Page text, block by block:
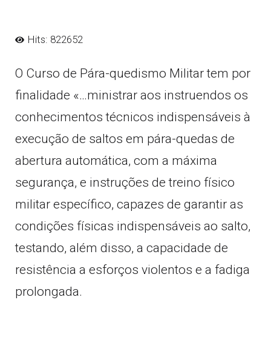
Hits: 822652
O Curso de Pára-quedismo Militar tem por
finalidade «…ministrar aos instruendos os
conhecimentos técnicos indispensáveis à
execução de saltos em pára-quedas de
abertura automática, com a máxima
segurança, e instruções de treino físico
militar específico, capazes de garantir as
condições físicas indispensáveis ao salto,
testando, além disso, a capacidade de
resistência a esforços violentos e a fadiga
prolongada.